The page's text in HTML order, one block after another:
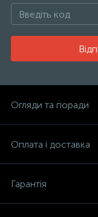
Огляди та поради
Оплата і доставка
Гарантія